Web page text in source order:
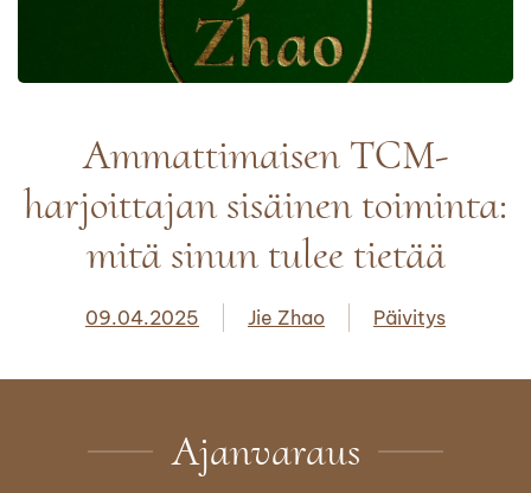
Ammattimaisen TCM-
harjoittajan sisäinen toiminta:
mitä sinun tulee tietää
09.04.2025 Jie Zhao Päivitys
Ajanvaraus